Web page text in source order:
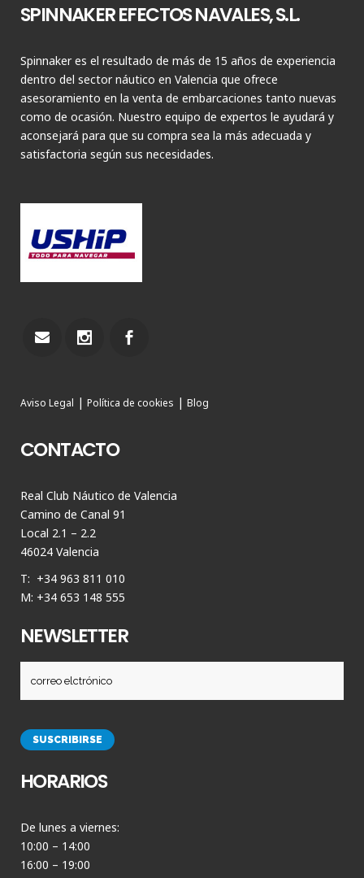
SPINNAKER EFECTOS NAVALES, S.L.
Spinnaker es el resultado de más de 15 años de experiencia
dentro del sector náutico en Valencia que ofrece
asesoramiento en la venta de embarcaciones tanto nuevas
como de ocasión. Nuestro equipo de expertos le ayudará y
aconsejará para que su compra sea la más adecuada y
satisfactoria según sus necesidades.
Aviso Legal | Política de cookies | Blog
CONTACTO
Real Club Náutico de Valencia
Camino de Canal 91
Local 2.1 – 2.2
46024 Valencia
T: +34 963 811 010
M: +34 653 148 555
NEWSLETTER
HORARIOS
De lunes a viernes:
10:00 – 14:00
16:00 – 19:00